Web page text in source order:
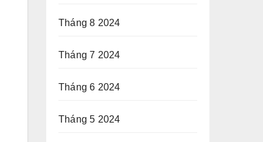
Tháng 8 2024
Tháng 7 2024
Tháng 6 2024
Tháng 5 2024